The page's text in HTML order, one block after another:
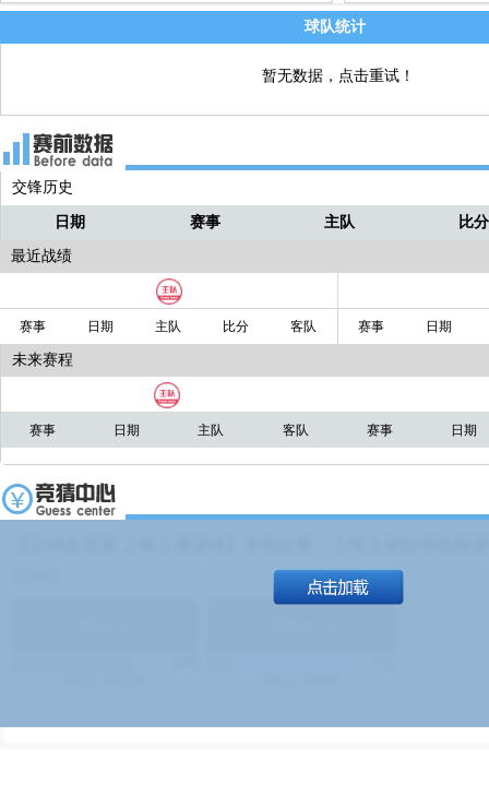
球队统计
暂无数据，点击重试！
交锋历史
日期 赛事 主队 比分
最近战绩
赛事 日期 主队 比分 客队 赛事 日期
未来赛程
赛事 日期 主队 客队 赛事 日期